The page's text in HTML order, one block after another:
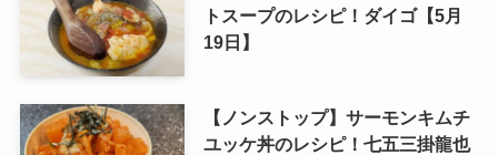
トスープのレシピ！ダイゴ【5月
19日】
【ノンストップ】サーモンキムチ
ユッケ丼のレシピ！七五三掛龍也